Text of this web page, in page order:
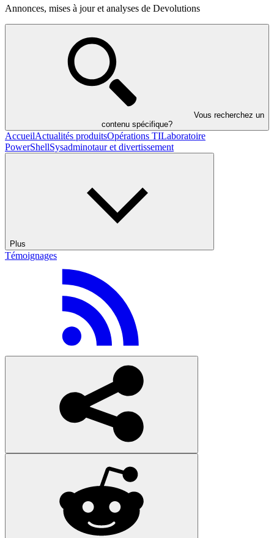
Annonces, mises à jour et analyses de Devolutions
Vous recherchez un
contenu spécifique?
AccueilActualités produitsOpérations TILaboratoire
PowerShellSysadminotaur et divertissement
Plus
Témoignages